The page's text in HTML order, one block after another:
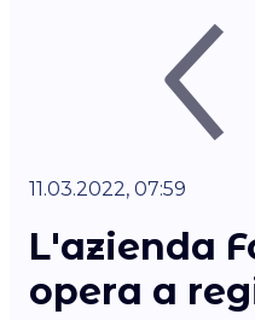
11.03.2022, 07:59
L'azienda
opera a